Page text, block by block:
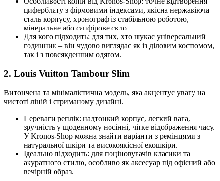
циферблату з фірмовими індексами, якісна нержавіюча
сталь корпусу, хронограф із стабільною роботою,
мінеральне або сапфірове скло.
Для кого підходить: для тих, хто шукає універсальний
годинник – він чудово виглядає як із діловим костюмом,
так і з повсякденним одягом.
2. Louis Vuitton Tambour Slim
Витончена та мінімалістична модель, яка акцентує увагу на
чистоті ліній і стриманому дизайні.
Переваги реплік: надтонкий корпус, легкий вага,
зручність у щоденному носінні, чітке відображення часу.
У Kronos-Shop можна знайти варіанти з ремінцями з
натуральної шкіри та високоякісної екошкіри.
Ідеально підходить: для поціновувачів класики та
акуратного стилю, особливо як аксесуар під офісний або
вечірній образ.